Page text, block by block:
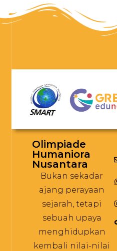
Olimpiade
Humaniora
Nusantara
Bukan sekadar
ajang perayaan
sejarah, tetapi
sebuah upaya
menghidupkan
kembali nilai-nilai